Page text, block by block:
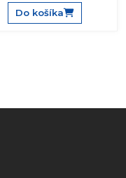
Do košíka